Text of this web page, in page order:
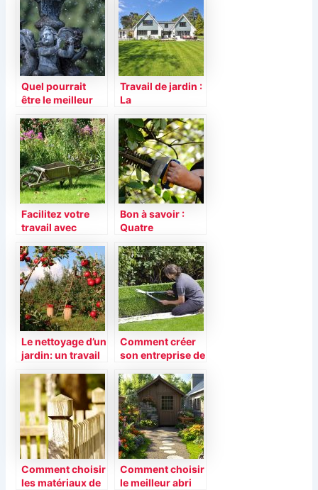
Quel pourrait
être le meilleur
votre jardin ?
Travail de jardin :
La
thermique
Facilitez votre
travail avec
souffleur
Bon à savoir :
Quatre
tailler votre haie
Le nettoyage d’un
jardin: un travail
pratique
Comment créer
son entreprise de
Comment choisir
les matériaux de
Comment choisir
le meilleur abri